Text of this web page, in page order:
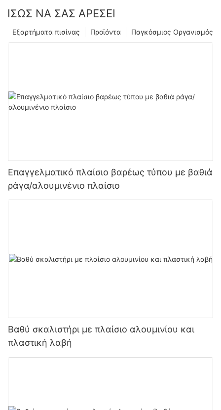
ΊΣΩΣ ΝΑ ΣΑΣ ΑΡΈΣΕΙ
Παγκόσμιος Οργανισμός
Προϊόντα
Εξαρτήματα πισίνας
Επαγγελματικό πλαίσιο βαρέως τύπου με βαθιά
ράγα/αλουμινένιο πλαίσιο
Βαθύ σκαλιστήρι με πλαίσιο αλουμινίου και
πλαστική λαβή